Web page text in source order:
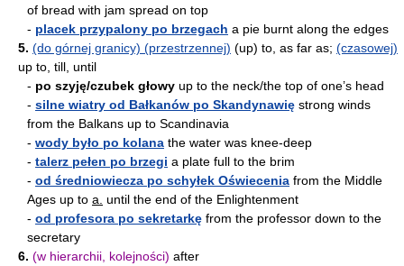
of bread with jam spread on top
- placek przypalony po brzegach a pie burnt along the edges
5. (do górnej granicy) (przestrzennej) (up) to, as far as; (czasowej)
up to, till, until
- po szyję/czubek głowy up to the neck/the top of one’s head
- silne wiatry od Bałkanów po Skandynawię strong winds
from the Balkans up to Scandinavia
- wody było po kolana the water was knee-deep
- talerz pełen po brzegi a plate full to the brim
- od średniowiecza po schyłek Oświecenia from the Middle
Ages up to a. until the end of the Enlightenment
- od profesora po sekretarkę from the professor down to the
secretary
6. (w hierarchii, kolejności) after